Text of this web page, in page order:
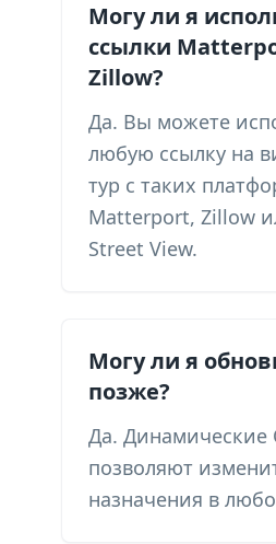
Могу ли я
ссылки
Zillow?
Да. Вы можете
любую ссылку на
тур с таких
Matterport, Zillow
Street View.
Могу ли я
позже?
Да. Динамические
позволяют
назначения в